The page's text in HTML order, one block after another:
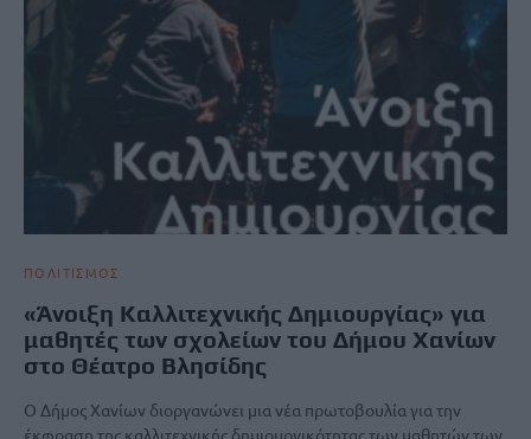
ΠΟΛΙΤΙΣΜΟΣ
«Άνοιξη Καλλιτεχνικής Δημιουργίας» για
μαθητές των σχολείων του Δήμου Χανίων
στο Θέατρο Βλησίδης
Ο Δήμος Χανίων διοργανώνει μια νέα πρωτοβουλία για την
έκφραση της καλλιτεχνικής δημιουργικότητας των μαθητών των